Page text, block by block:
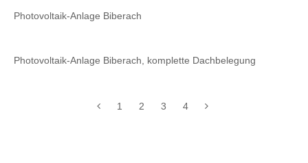
Photovoltaik-Anlage Biberach
Photovoltaik-Anlage Biberach, komplette Dachbelegung
1 2 3 4